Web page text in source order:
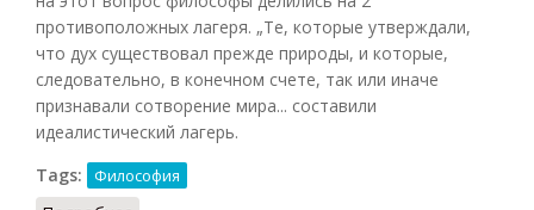
противоположных лагеря. „Те, которые утверждали,
что дух существовал прежде природы, и которые,
следовательно, в конечном счете, так или иначе
признавали сотворение мира... составили
идеалистический лагерь.
Tags:
Философия